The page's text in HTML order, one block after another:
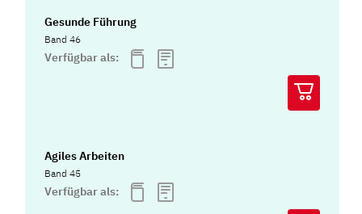
Gesunde Führung
Band 46
Verfügbar als:
Agiles Arbeiten
Band 45
Verfügbar als: